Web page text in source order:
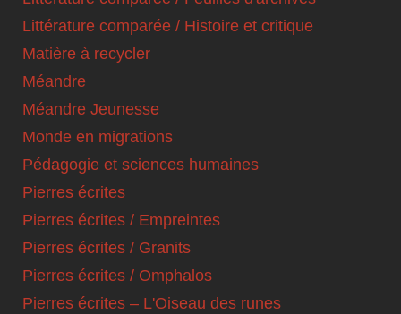
Littérature comparée / Histoire et critique
Matière à recycler
Méandre
Méandre Jeunesse
Monde en migrations
Pédagogie et sciences humaines
Pierres écrites
Pierres écrites / Empreintes
Pierres écrites / Granits
Pierres écrites / Omphalos
Pierres écrites – L'Oiseau des runes